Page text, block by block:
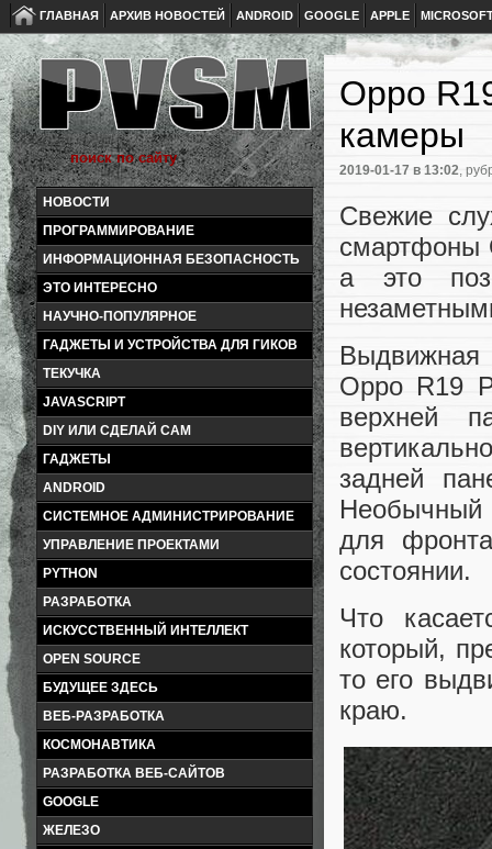
ГЛАВНАЯ АРХИВ НОВОСТЕЙ ANDROID GOOGLE APPLE
НОВОСТИ
ПРОГРАММИРОВАНИЕ
ИНФОРМАЦИОННАЯ БЕЗОПАСНОСТЬ
ЭТО ИНТЕРЕСНО
НАУЧНО-ПОПУЛЯРНОЕ
ГАДЖЕТЫ И УСТРОЙСТВА ДЛЯ ГИКОВ
ТЕКУЧКА
JAVASCRIPT
DIY ИЛИ СДЕЛАЙ САМ
ГАДЖЕТЫ
ANDROID
СИСТЕМНОЕ АДМИНИСТРИРОВАНИЕ
УПРАВЛЕНИЕ ПРОЕКТАМИ
PYTHON
РАЗРАБОТКА
ИСКУССТВЕННЫЙ ИНТЕЛЛЕКТ
OPEN SOURCE
БУДУЩЕЕ ЗДЕСЬ
ВЕБ-РАЗРАБОТКА
КОСМОНАВТИКА
РАЗРАБОТКА ВЕБ-САЙТОВ
GOOGLE
ЖЕЛЕЗО
Oppo
камеры
2019-01-17 в 13:02,
Свежие
смартфоны
а это
Oppo R19
верхней
задней
Необычный
для
состоянии.
Что
который,
то его
краю.